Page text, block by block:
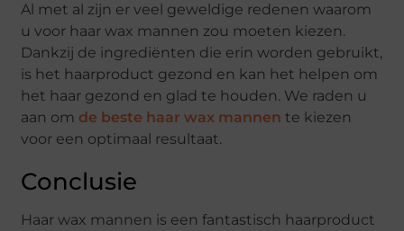
Al met al zijn er veel geweldige redenen waarom
u voor haar wax mannen zou moeten kiezen.
Dankzij de ingrediënten die erin worden gebruikt,
is het haarproduct gezond en kan het helpen om
het haar gezond en glad te houden. We raden u
aan om de beste haar wax mannen te kiezen
voor een optimaal resultaat.
Conclusie
Haar wax mannen is een fantastisch haarproduct